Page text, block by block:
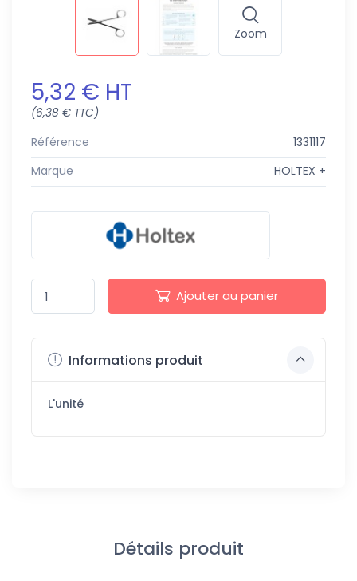
Zoom
5,32 € HT
(6,38 € TTC)
Référence
1331117
Marque
HOLTEX +
Ajouter au panier
Informations produit
L'unité
Détails produit